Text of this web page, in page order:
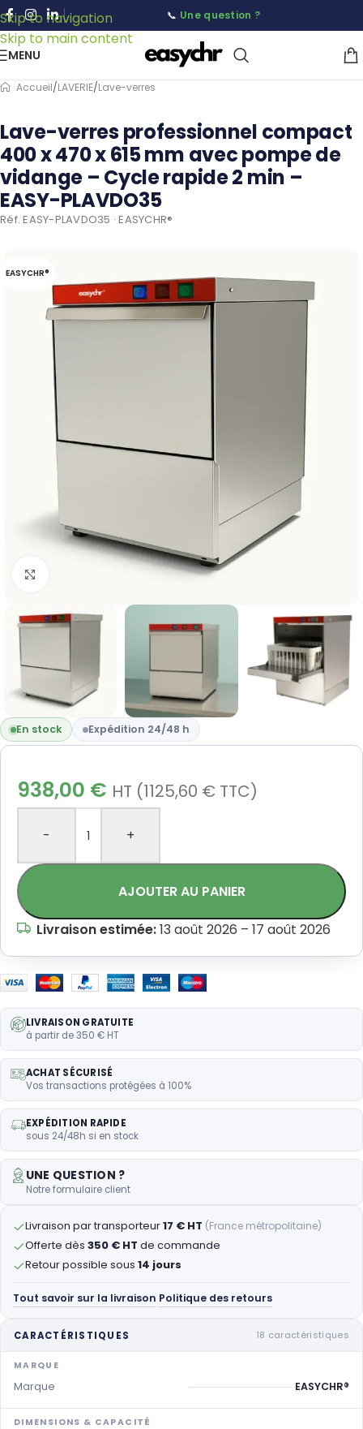
Skip to navigation
Skip to main content
📞 Une question ?
MENU
Accueil/LAVERIE/Lave-verres
Lave-verres professionnel compact
400 x 470 x 615 mm avec pompe de
vidange – Cycle rapide 2 min –
EASY-PLAVDO35
Réf. EASY-PLAVDO35 · EASYCHR®
EASYCHR®
Cliquez pour agrandir
En stock Expédition 24/48 h
938,00 € HT (1125,60 € TTC)
- +
AJOUTER AU PANIER
Livraison estimée:13 août 2026 – 17 août 2026
LIVRAISON GRATUITE
à partir de 350 € HT
ACHAT SÉCURISÉ
Vos transactions protégées à 100%
EXPÉDITION RAPIDE
sous 24/48h si en stock
UNE QUESTION ?
Notre formulaire client
Livraison par transporteur17 € HT (France métropolitaine)
Offerte dès 350 € HT de commande
Retour possible sous 14 jours
Tout savoir sur la livraison·Politique des retours
CARACTÉRISTIQUES 18 caractéristiques
MARQUE
Marque EASYCHR®
DIMENSIONS & CAPACITÉ